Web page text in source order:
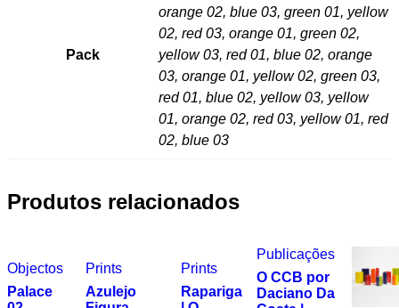
Pack
orange 02, blue 03, green 01, yellow
02, red 03, orange 01, green 02,
yellow 03, red 01, blue 02, orange
03, orange 01, yellow 02, green 03,
red 01, blue 02, yellow 03, yellow
01, orange 02, red 03, yellow 01, red
02, blue 03
Produtos relacionados
Objectos
Palace
Prints
Azulejo
Prints
Rapariga
Publicações
O CCB por
Daciano Da